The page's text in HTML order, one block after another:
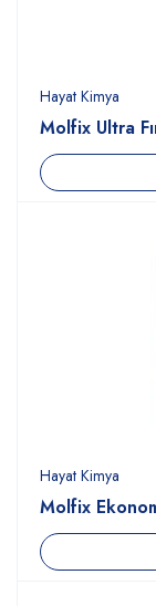
Hayat Kimya
Molfix Ultra
Hayat Kimya
Molfix